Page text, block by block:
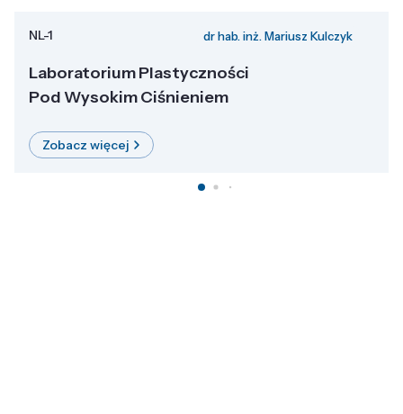
NL-1 dr hab. inż. Mariusz Kulczyk
Laboratorium Plastyczności
Pod Wysokim Ciśnieniem
Zobacz więcej